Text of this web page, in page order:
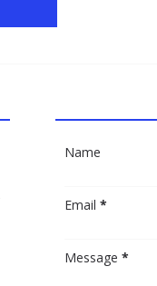
Name
Email *
Message *